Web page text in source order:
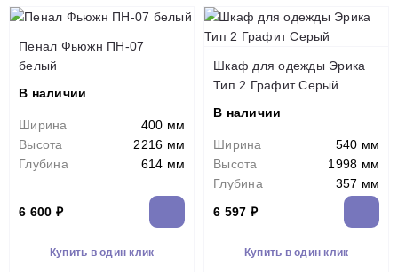
Пенал Фьюжн ПН-07
белый
В наличии
Ширина
400 мм
Высота
2216 мм
Глубина
614 мм
6 600 ₽
Купить в один клик
Шкаф для одежды Эрика
Тип 2 Графит Серый
В наличии
Ширина
540 мм
Высота
1998 мм
Глубина
357 мм
6 597 ₽
Купить в один клик